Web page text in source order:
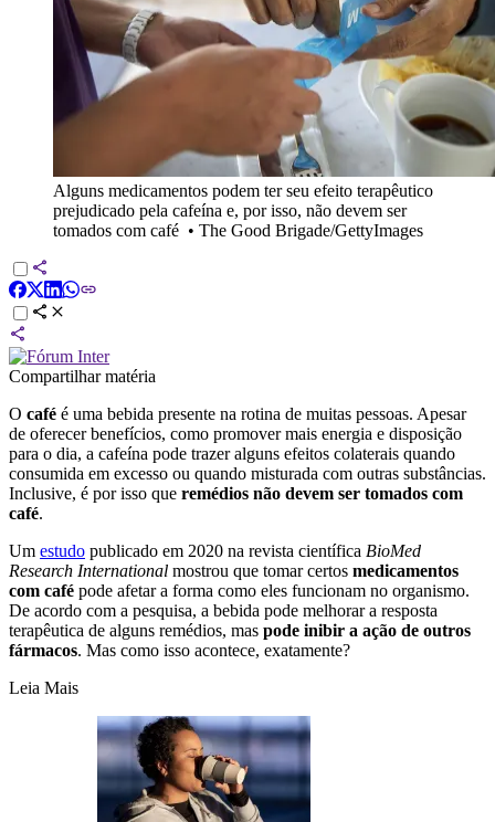
Alguns medicamentos podem ter seu efeito terapêutico
prejudicado pela cafeína e, por isso, não devem ser
tomados com café • The Good Brigade/GettyImages
Compartilhar matéria
O café é uma bebida presente na rotina de muitas pessoas. Apesar
de oferecer benefícios, como promover mais energia e disposição
para o dia, a cafeína pode trazer alguns efeitos colaterais quando
consumida em excesso ou quando misturada com outras substâncias.
Inclusive, é por isso que remédios não devem ser tomados com
café.
Um estudo publicado em 2020 na revista científica BioMed
Research International mostrou que tomar certos medicamentos
com café pode afetar a forma como eles funcionam no organismo.
De acordo com a pesquisa, a bebida pode melhorar a resposta
terapêutica de alguns remédios, mas pode inibir a ação de outros
fármacos. Mas como isso acontece, exatamente?
Leia Mais